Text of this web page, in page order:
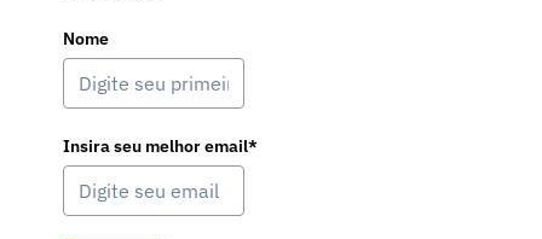
Nome
Insira seu melhor email*